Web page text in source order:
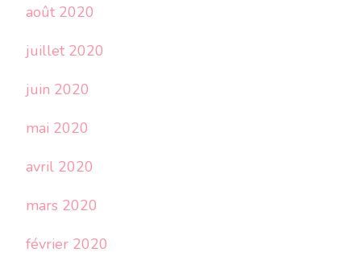
août 2020
juillet 2020
juin 2020
mai 2020
avril 2020
mars 2020
février 2020